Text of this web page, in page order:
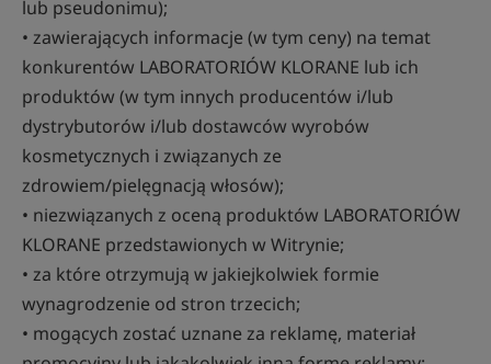
lub pseudonimu);
• zawierających informacje (w tym ceny) na temat
konkurentów LABORATORIÓW KLORANE lub ich
produktów (w tym innych producentów i/lub
dystrybutorów i/lub dostawców wyrobów
kosmetycznych i związanych ze
zdrowiem/pielęgnacją włosów);
• niezwiązanych z oceną produktów LABORATORIÓW
KLORANE przedstawionych w Witrynie;
• za które otrzymują w jakiejkolwiek formie
wynagrodzenie od stron trzecich;
• mogących zostać uznane za reklamę, materiał